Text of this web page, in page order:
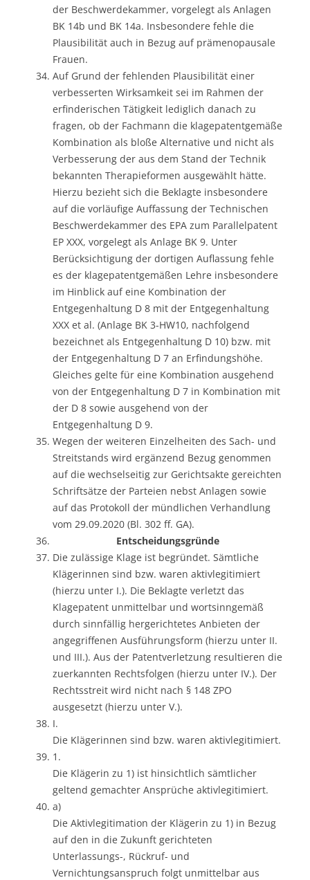
der Beschwerdekammer, vorgelegt als Anlagen
BK 14b und BK 14a. Insbesondere fehle die
Plausibilität auch in Bezug auf prämenopausale
Frauen.
Auf Grund der fehlenden Plausibilität einer
verbesserten Wirksamkeit sei im Rahmen der
erfinderischen Tätigkeit lediglich danach zu
fragen, ob der Fachmann die klagepatentgemäße
Kombination als bloße Alternative und nicht als
Verbesserung der aus dem Stand der Technik
bekannten Therapieformen ausgewählt hätte.
Hierzu bezieht sich die Beklagte insbesondere
auf die vorläufige Auffassung der Technischen
Beschwerdekammer des EPA zum Parallelpatent
EP XXX, vorgelegt als Anlage BK 9. Unter
Berücksichtigung der dortigen Auflassung fehle
es der klagepatentgemäßen Lehre insbesondere
im Hinblick auf eine Kombination der
Entgegenhaltung D 8 mit der Entgegenhaltung
XXX et al. (Anlage BK 3-HW10, nachfolgend
bezeichnet als Entgegenhaltung D 10) bzw. mit
der Entgegenhaltung D 7 an Erfindungshöhe.
Gleiches gelte für eine Kombination ausgehend
von der Entgegenhaltung D 7 in Kombination mit
der D 8 sowie ausgehend von der
Entgegenhaltung D 9.
Wegen der weiteren Einzelheiten des Sach- und
Streitstands wird ergänzend Bezug genommen
auf die wechselseitig zur Gerichtsakte gereichten
Schriftsätze der Parteien nebst Anlagen sowie
auf das Protokoll der mündlichen Verhandlung
vom 29.09.2020 (Bl. 302 ff. GA).
Entscheidungsgründe
Die zulässige Klage ist begründet. Sämtliche
Klägerinnen sind bzw. waren aktivlegitimiert
(hierzu unter I.). Die Beklagte verletzt das
Klagepatent unmittelbar und wortsinngemäß
durch sinnfällig hergerichtetes Anbieten der
angegriffenen Ausführungsform (hierzu unter II.
und III.). Aus der Patentverletzung resultieren die
zuerkannten Rechtsfolgen (hierzu unter IV.). Der
Rechtsstreit wird nicht nach § 148 ZPO
ausgesetzt (hierzu unter V.).
I.
Die Klägerinnen sind bzw. waren aktivlegitimiert.
1.
Die Klägerin zu 1) ist hinsichtlich sämtlicher
geltend gemachter Ansprüche aktivlegitimiert.
a)
Die Aktivlegitimation der Klägerin zu 1) in Bezug
auf den in die Zukunft gerichteten
Unterlassungs-, Rückruf- und
Vernichtungsanspruch folgt unmittelbar aus